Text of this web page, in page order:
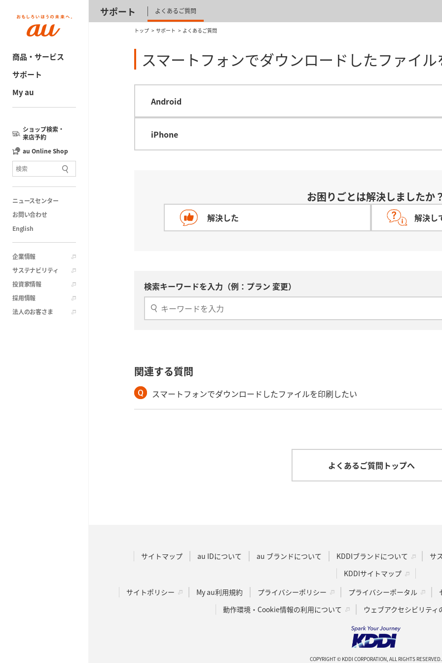
商品・サービス
サポート
My au
ショップ検索・
来店予約
au Online Shop
ニュースセンター
お問い合わせ
English
企業情報
サステナビリティ
投資家情報
採用情報
法人のお客さま
サポート よくあるご質問
トップ サポート よくあるご質問
スマートフォンでダウンロードしたファイ
Android
iPhone
お困りごとは解決しましたか
解決した 解決し
検索キーワードを入力（例：プラン 変更）
関連する質問
スマートフォンでダウンロードしたファイルを印刷したい
よくあるご質問トップへ
サイトマップ au IDについて au ブランドについて KDDIブランドについて
サ
KDDIサイトマップ
サイトポリシー
My au利用規約 プライバシーポリシー プライバシーポータル
動作環境・Cookie情報の利用について
ウェブアクセシビリティ
COPYRIGHT © KDDI CORPORATION, ALL RIGHTS RESERVED.